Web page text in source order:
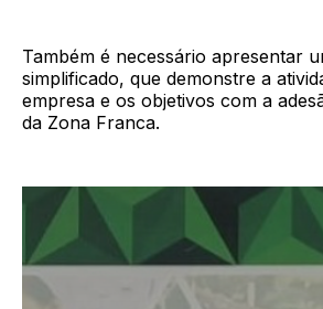
Também é necessário apresentar
simplificado, que demonstre a
empresa e os objetivos com a
da Zona Franca.